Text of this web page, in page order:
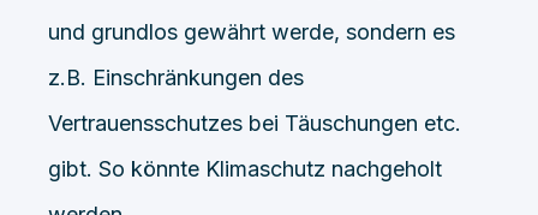
und grundlos gewährt werde, sondern es
z.B. Einschränkungen des
Vertrauensschutzes bei Täuschungen etc.
gibt. So könnte Klimaschutz nachgeholt